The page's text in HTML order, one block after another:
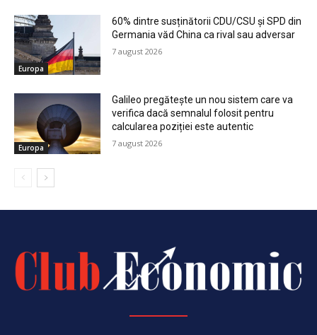
Europa
60% dintre susținătorii CDU/CSU și SPD din
Germania văd China ca rival sau adversar
7 august 2026
Europa
Galileo pregătește un nou sistem care va
verifica dacă semnalul folosit pentru
calcularea poziției este autentic
7 august 2026